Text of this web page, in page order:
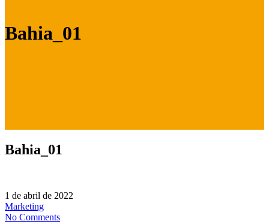
Bahia_01
Bahia_01
1 de abril de 2022
Marketing
No Comments